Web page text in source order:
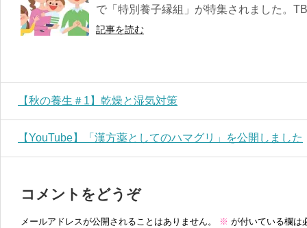
で「特別養子縁組」が特集されました。
記事を読む
【秋の養生＃1】乾燥と湿気対策
【YouTube】「漢方薬としてのハマグリ」を公開しました
コメントをどうぞ
メールアドレスが公開されることはありません。 ※ が付いている欄は